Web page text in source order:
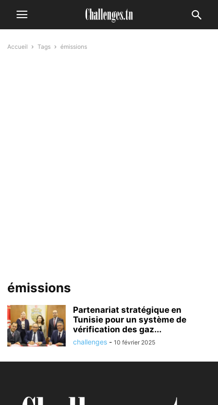
Accueil Tags émissions
émissions
Partenariat stratégique en
Tunisie pour un système de
vérification des gaz...
challenges - 10 février 2025